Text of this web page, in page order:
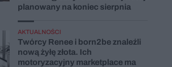
planowany na koniec sierpnia
AKTUALNOŚCI
Twórcy Renee i born2be znaleźli
nową żyłę złota. Ich
motoryzacyjny marketplace ma